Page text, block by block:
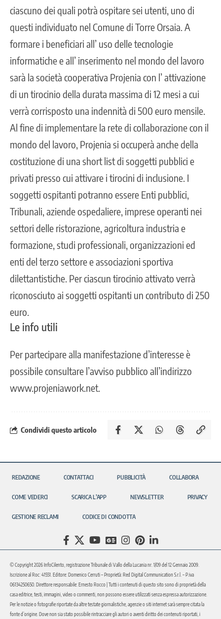
ciascuno dei quali potrà ospitare sei utenti, uno di
questi individuato nel Comune di Torre Orsaia. A
formare i beneficiari all’ uso delle tecnologie
informatiche e all’ inserimento nel mondo del lavoro
sarà la società cooperativa Projenia con l’ attivazione
di un tirocinio della durata massima di 12 mesi a cui
verrà corrisposto una indennità di 500 euro mensile.
Al fine di implementare la rete di collaborazione con il
mondo del lavoro, Projenia si occuperà anche della
costituzione di una short list di soggetti pubblici e
privati presso cui attivare i tirocini di inclusione. I
soggetti ospitanti potranno essere Enti pubblici,
Tribunali, aziende ospedaliere, imprese operanti nei
settori delle ristorazione, agricoltura industria e
formazione, studi professionali, organizzazioni ed
enti del terzo settore e associazioni sportiva
dilettantistiche. Per ciascun tirocinio attivato verrà
riconosciuto ai soggetti ospitanti un contributo di 250
euro.
Le info utili
Per partecipare alla manifestazione d’interesse è
possibile consultare l’avviso pubblico all’indirizzo
www.projeniawork.net.
Condividi questo articolo
REDAZIONE CONTATTACI PUBBLICITÀ COLLABORA
COME VEDERCI SCARICA L’APP NEWSLETTER PRIVACY
GESTIONE RECLAMI CODICE DI CONDOTTA
© Copyright 2026 InfoCilento, registrazione Tribunale di Vallo della Lucania nr. 1/09 del 12 Gennaio 2009.
Iscrizione al Roc: 41551. Editore: Domenico Cerruti – Proprietà: Red Digital Communication S.r.l. – P.iva
06134250650. Direttore responsabile: Ernesto Rocco | Tutti i contenuti di questo sito sono di proprietà della
casa editrice, testi, immagini, video o commenti, non possono essere utilizzati senza espressa autorizzazione.
Per le notizie o fotografie riportate da altre testate giornalistiche, agenzie o siti internet sarà sempre citata la
fonte d’origine. Dove non sia stato possibile rintracciare gli autori o aventi diritto dei contenuti riportati, i